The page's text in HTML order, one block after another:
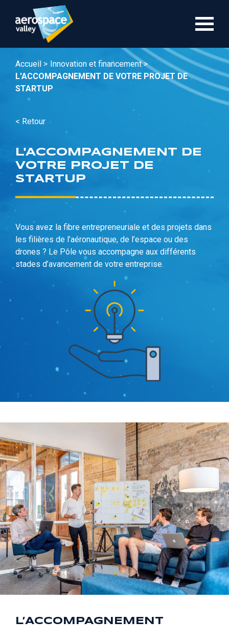
contenu
Accueil > Innovation et financement >
L'ACCOMPAGNEMENT DE VOTRE PROJET DE
STARTUP
< Retour
L'ACCOMPAGNEMENT DE
VOTRE PROJET DE
STARTUP
Vous avez la fibre entrepreneuriale et des projets dans
les filières de l’aéronautique, de l’espace ou des
drones ? Le Pôle vous accompagne aux différents
stades d’avancement de votre entreprise.
L’ACCOMPAGNEMENT